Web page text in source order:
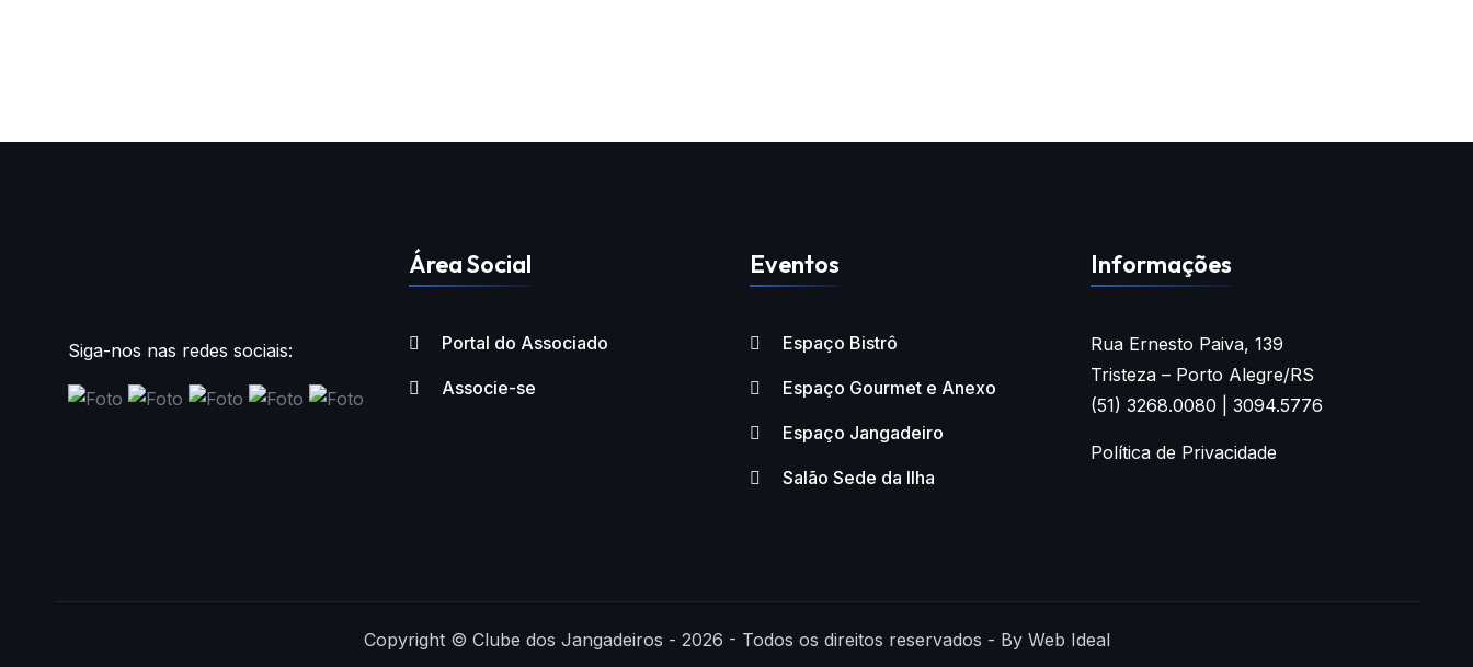
Siga-nos nas redes sociais:
Área Social
Portal do Associado
Associe-se
Eventos
Espaço Bistrô
Espaço Gourmet e Anexo
Espaço Jangadeiro
Salão Sede da Ilha
Informações
Rua Ernesto Paiva, 139
Tristeza – Porto Alegre/RS
(51) 3268.0080 | 3094.5776
Política de Privacidade
Copyright © Clube dos Jangadeiros - 2026 - Todos os direitos reservados - By Web Ideal